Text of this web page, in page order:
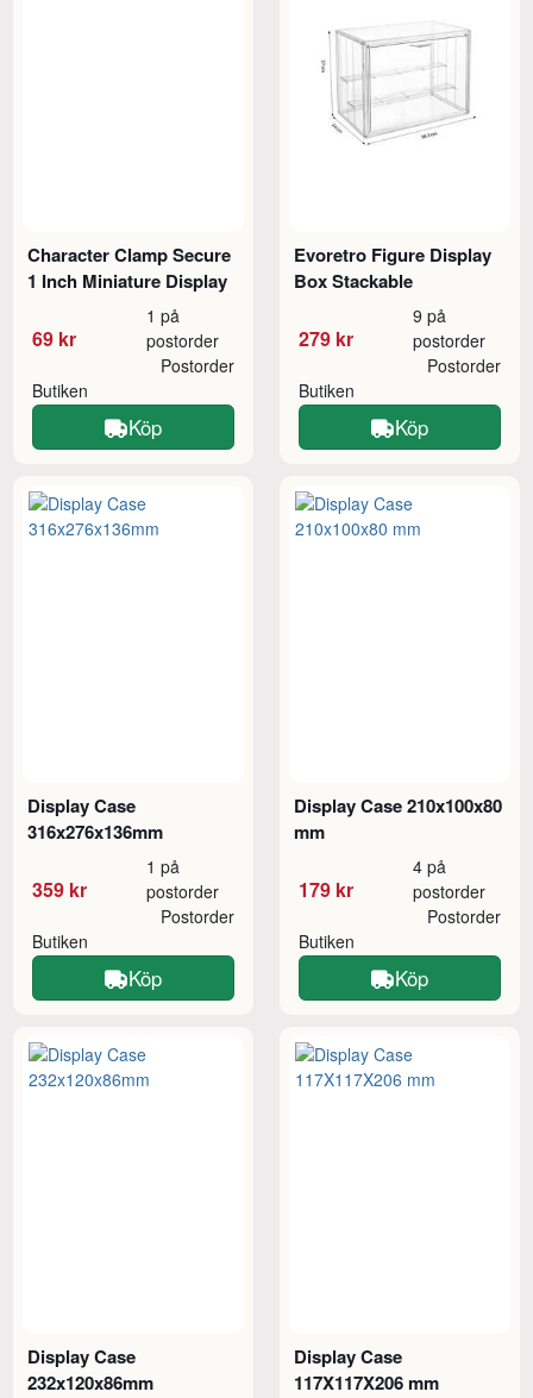
Character Clamp Secure
1 Inch Miniature Display
69 kr
1 på
postorder
Butiken
Postorder
Köp
Evoretro Figure Display
Box Stackable
279 kr
9 på
postorder
Butiken
Postorder
Köp
Display Case
316x276x136mm
359 kr
1 på
postorder
Butiken
Postorder
Köp
Display Case 210x100x80
mm
179 kr
4 på
postorder
Butiken
Postorder
Köp
Display Case
232x120x86mm
Display Case
117X117X206 mm